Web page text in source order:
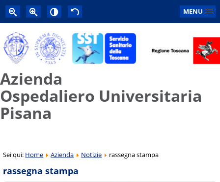
MENU
Azienda
Ospedaliero Universitaria
Pisana
Sei qui: Home Azienda Notizie rassegna stampa
rassegna stampa